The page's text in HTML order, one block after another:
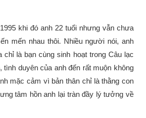
khi đó anh 22 tuổi nhưng vẫn chưa
mến nhau thôi. Nhiều người nói, anh
là bạn cùng sinh hoạt trong Câu lạc
duyên của anh đến rất muộn không
mặc cảm vì bản thân chỉ là thằng con
tâm hồn anh lại tràn đầy lý tưởng về